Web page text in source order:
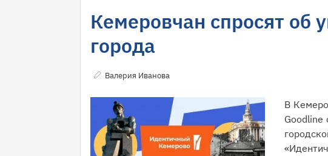
Кемеровчан спросят об
города
Валерия Иванова
В
Goodline